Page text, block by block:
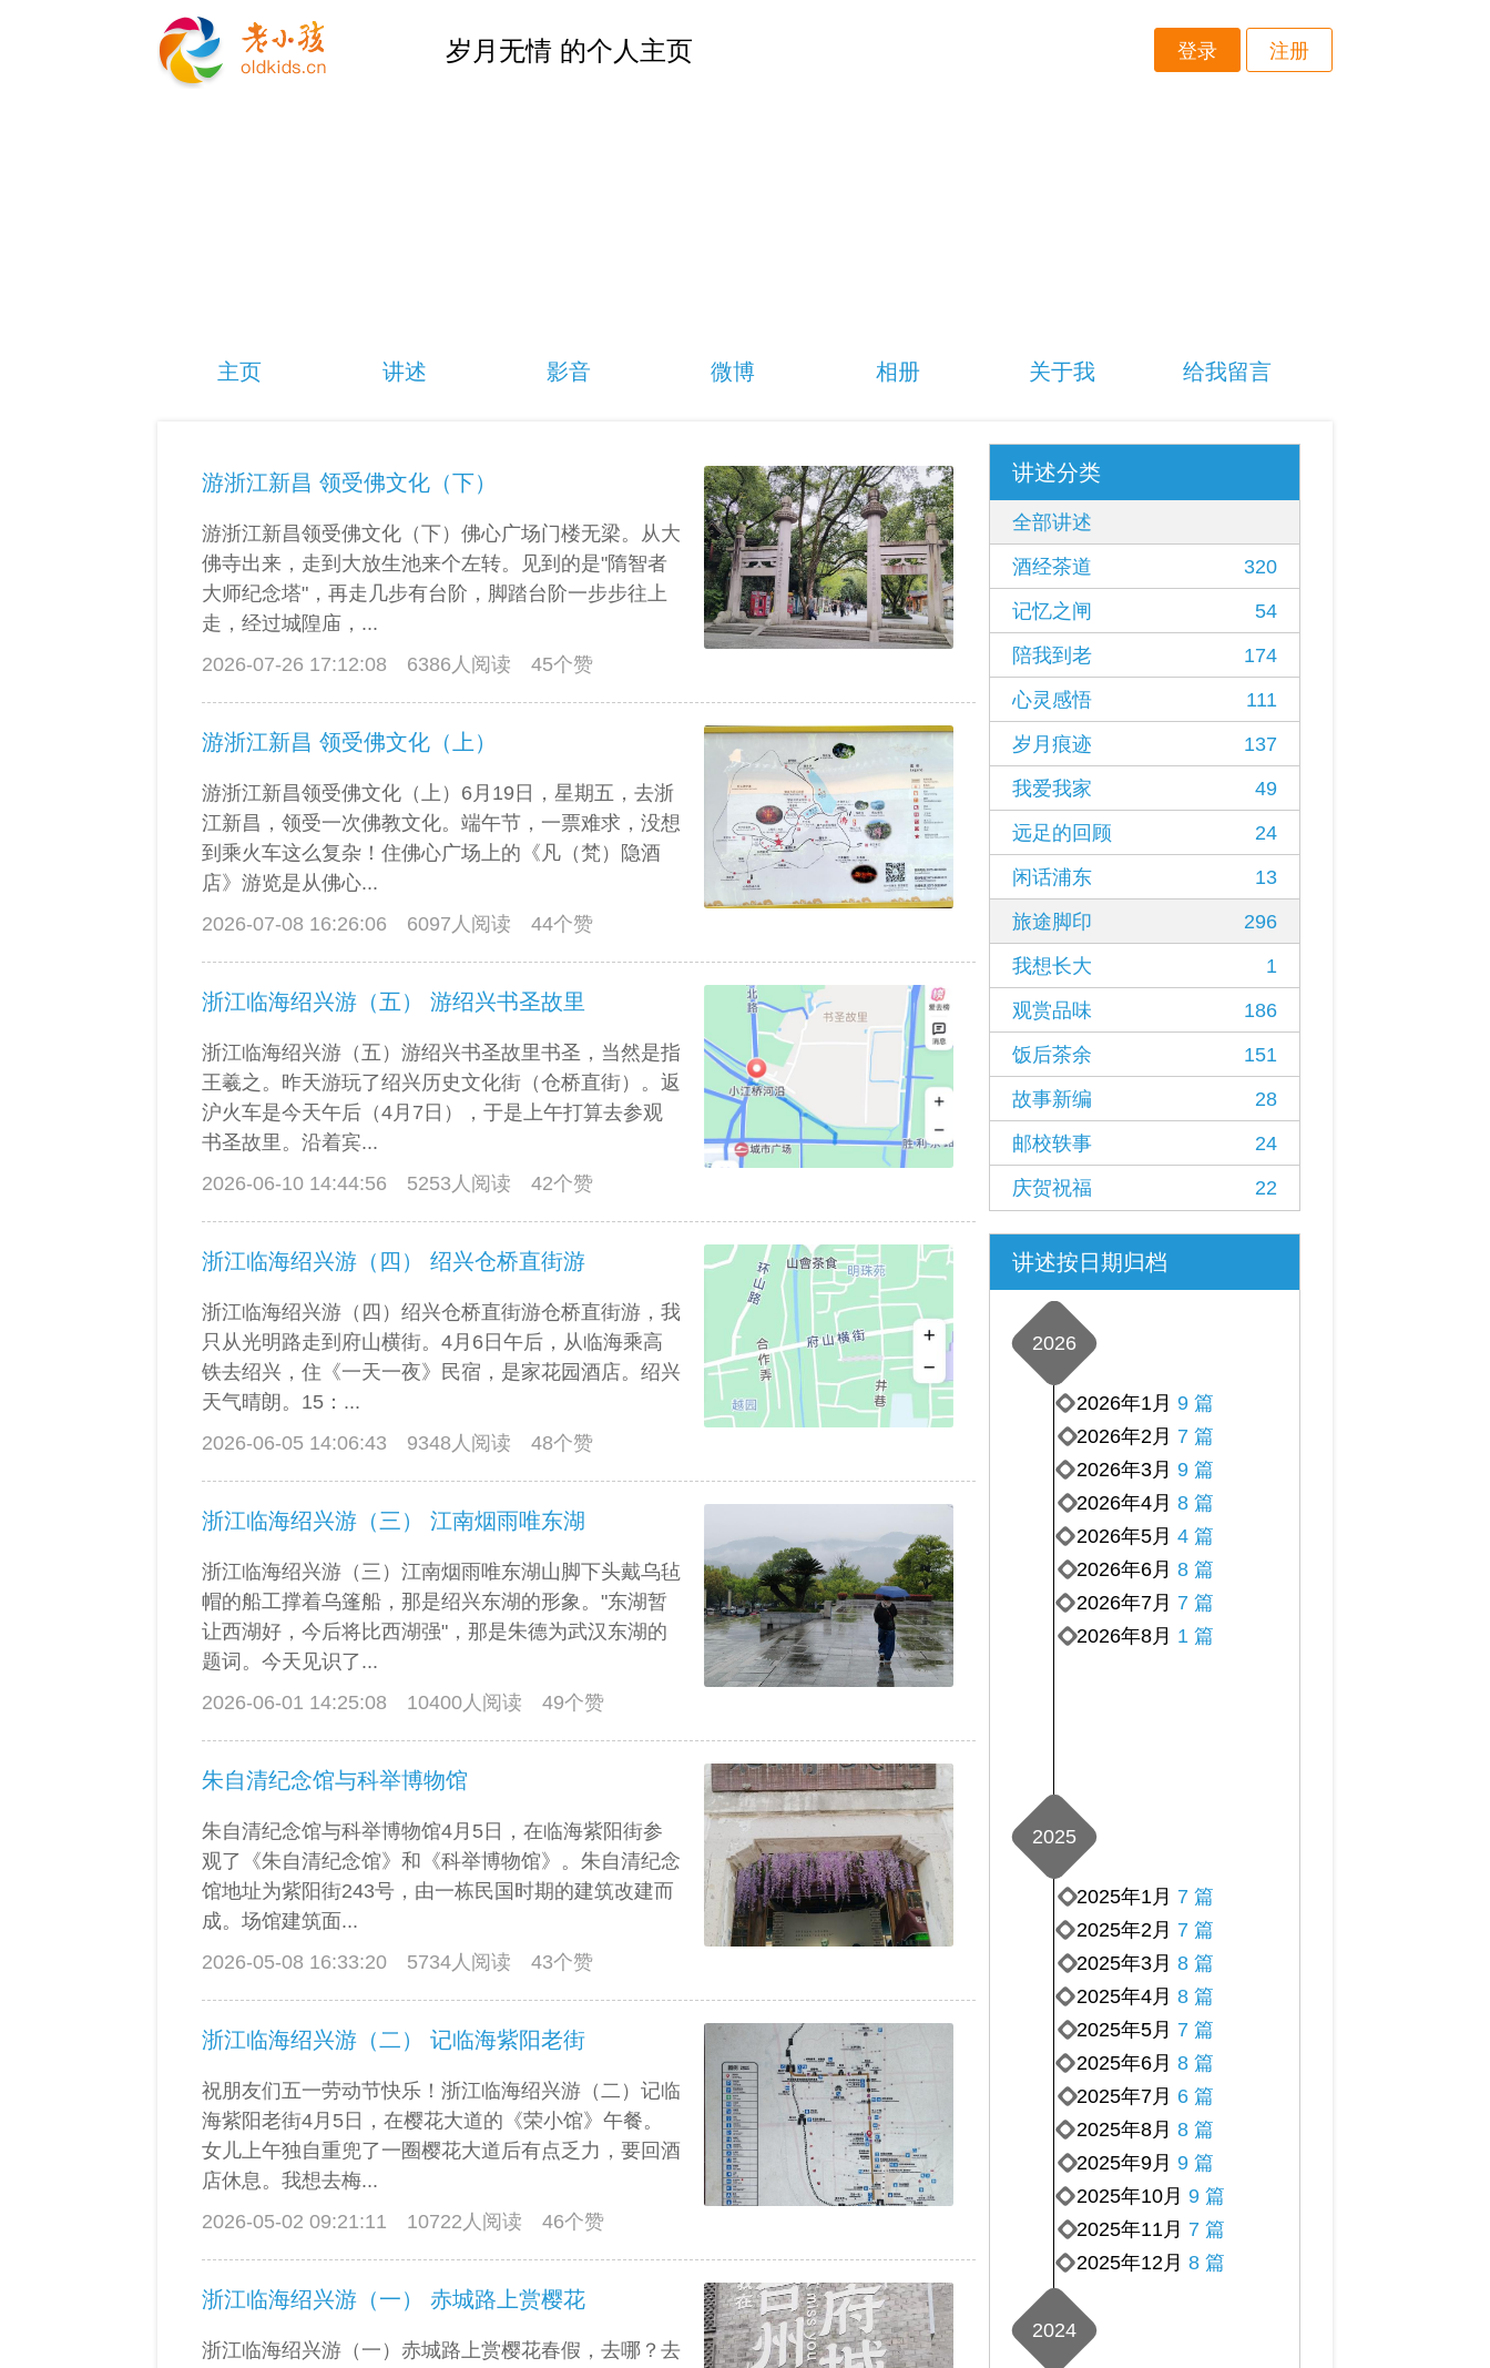
岁月无情 的个人主页 登录 注册
主页 讲述 影音 微博 相册 关于我 给我留言
游浙江新昌 领受佛文化（下）
游浙江新昌领受佛文化（下）佛心广场门楼无梁。从大
佛寺出来，走到大放生池来个左转。见到的是"隋智者
大师纪念塔"，再走几步有台阶，脚踏台阶一步步往上
走，经过城隍庙，...
2026-07-26 17:12:08
6386人阅读 45个赞
游浙江新昌 领受佛文化（上）
游浙江新昌领受佛文化（上）6月19日，星期五，去浙
江新昌，领受一次佛教文化。端午节，一票难求，没想
到乘火车这么复杂！住佛心广场上的《凡（梵）隐酒
店》游览是从佛心...
2026-07-08 16:26:06
6097人阅读 44个赞
浙江临海绍兴游（五） 游绍兴书圣故里
浙江临海绍兴游（五）游绍兴书圣故里书圣，当然是指
王羲之。昨天游玩了绍兴历史文化街（仓桥直街）。返
沪火车是今天午后（4月7日），于是上午打算去参观
书圣故里。沿着宾...
2026-06-10 14:44:56
5253人阅读 42个赞
浙江临海绍兴游（四） 绍兴仓桥直街游
浙江临海绍兴游（四）绍兴仓桥直街游仓桥直街游，我
只从光明路走到府山横街。4月6日午后，从临海乘高
铁去绍兴，住《一天一夜》民宿，是家花园酒店。绍兴
天气晴朗。15：...
2026-06-05 14:06:43
9348人阅读 48个赞
浙江临海绍兴游（三） 江南烟雨唯东湖
浙江临海绍兴游（三）江南烟雨唯东湖山脚下头戴乌毡
帽的船工撑着乌篷船，那是绍兴东湖的形象。"东湖暂
让西湖好，今后将比西湖强"，那是朱德为武汉东湖的
题词。今天见识了...
2026-06-01 14:25:08
10400人阅读 49个赞
朱自清纪念馆与科举博物馆
朱自清纪念馆与科举博物馆4月5日，在临海紫阳街参
观了《朱自清纪念馆》和《科举博物馆》。朱自清纪念
馆地址为紫阳街243号，由一栋民国时期的建筑改建而
成。场馆建筑面...
2026-05-08 16:33:20
5734人阅读 43个赞
浙江临海绍兴游（二） 记临海紫阳老街
祝朋友们五一劳动节快乐！浙江临海绍兴游（二）记临
海紫阳老街4月5日，在樱花大道的《荣小馆》午餐。
女儿上午独自重兜了一圈樱花大道后有点乏力，要回酒
店休息。我想去梅...
2026-05-02 09:21:11
10722人阅读 46个赞
浙江临海绍兴游（一） 赤城路上赏樱花
浙江临海绍兴游（一）赤城路上赏樱花春假，去哪？去
讲述分类
全部讲述
酒经茶道
320
记忆之闸
54
陪我到老
174
心灵感悟
111
岁月痕迹
137
我爱我家
49
远足的回顾
24
闲话浦东
13
旅途脚印
296
我想长大
1
观赏品味
186
饭后茶余
151
故事新编
28
邮校轶事
24
庆贺祝福
22
讲述按日期归档
2026
2026年8月 1 篇
2026年7月 7 篇
2026年6月 8 篇
2026年5月 4 篇
2026年4月 8 篇
2026年3月 9 篇
2026年2月 7 篇
2026年1月 9 篇
2025
2025年12月 8 篇
2025年11月 7 篇
2025年10月 9 篇
2025年9月 9 篇
2025年8月 8 篇
2025年7月 6 篇
2025年6月 8 篇
2025年5月 7 篇
2025年4月 8 篇
2025年3月 8 篇
2025年2月 7 篇
2025年1月 7 篇
2024